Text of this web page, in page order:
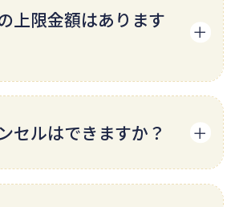
金のご確認が可能でござ
。しかし、一部の金融機
はお問い合わせください
上限金額はあります
様のご利用限度額となり
セルはできますか？